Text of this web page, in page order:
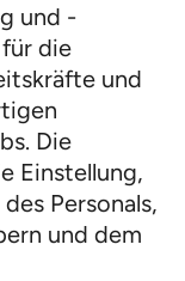
und -
die
und
Die
Einstellung,
Personals,
und dem